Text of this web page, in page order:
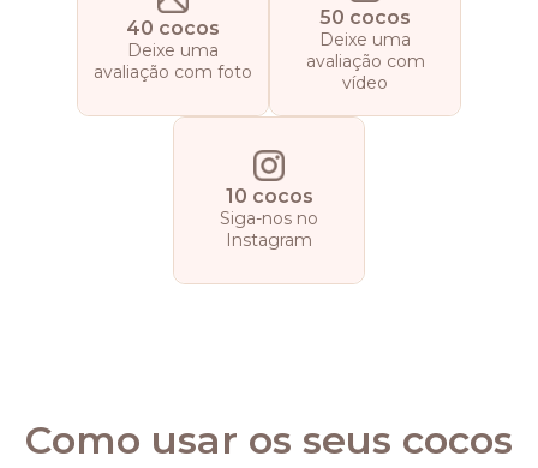
40 cocos
Deixe uma
avaliação com foto
50 cocos
Deixe uma
avaliação com
vídeo
10 cocos
Siga-nos no
Instagram
Como usar os seus cocos